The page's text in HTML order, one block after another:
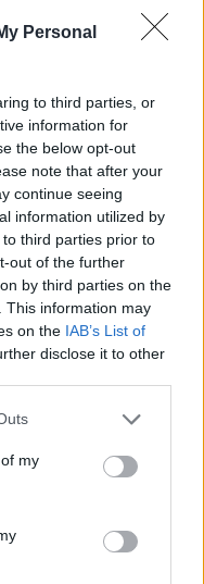
Personal
to third parties, or
information for
the below opt-out
note that after your
continue seeing
information utilized by
third parties prior to
out of the further
by third parties on the
This information may
on the IAB’s List of
disclose it to other
my
averlo affrontato